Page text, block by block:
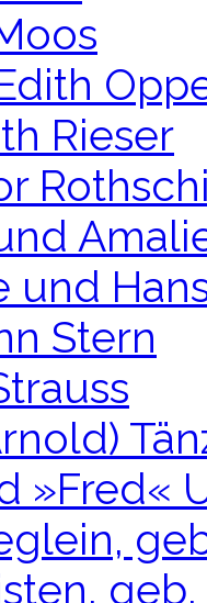
Rieser
und
Stern
»Fred«